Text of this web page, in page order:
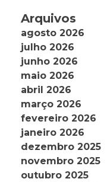
Arquivos
agosto 2026
julho 2026
junho 2026
maio 2026
abril 2026
março 2026
fevereiro 2026
janeiro 2026
dezembro 2025
novembro 2025
outubro 2025